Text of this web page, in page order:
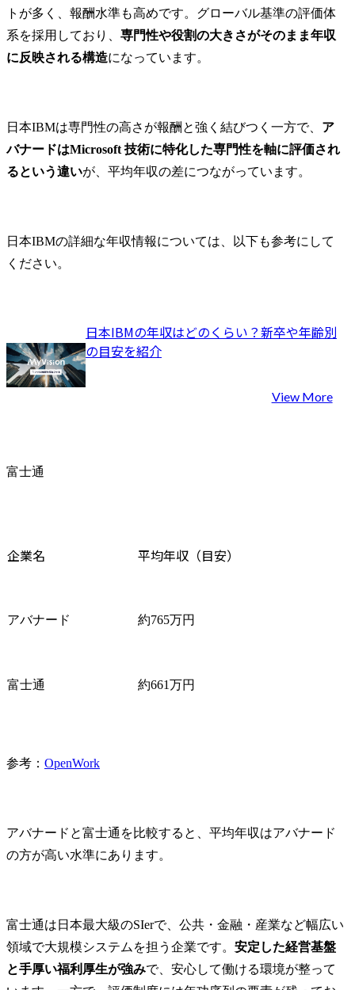
トが多く、報酬水準も高めです。グローバル基準の評価体
系を採用しており、 専門性や役割の大きさがそのまま年収
に反映される構造になっています。
日本IBMは専門性の高さが報酬と強く結びつく一方で、 ア
バナードはMicrosoft 技術に特化した専門性を軸に評価され
るという違いが、平均年収の差につながっています。
日本IBMの詳細な年収情報については、以下も参考にして
ください。
日本IBMの年収はどのくらい？新卒や年齢別
の目安を紹介
View More
富士通
企業名 平均年収（目安）
アバナード 約765万円
富士通 約661万円
参考： OpenWork
アバナードと富士通を比較すると、平均年収はアバナード
の方が高い水準にあります。
富士通は日本最大級のSIerで、公共・金融・産業など幅広い
領域で大規模システムを担う企業です。 安定した経営基盤
と手厚い福利厚生が強みで、安心して働ける環境が整って